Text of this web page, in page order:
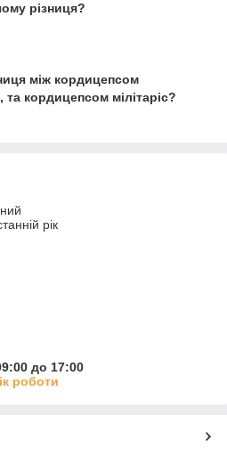
різниця?
між кордицепсом
та кордицепсом мілітаріс?
рік
до 17:00
роботи